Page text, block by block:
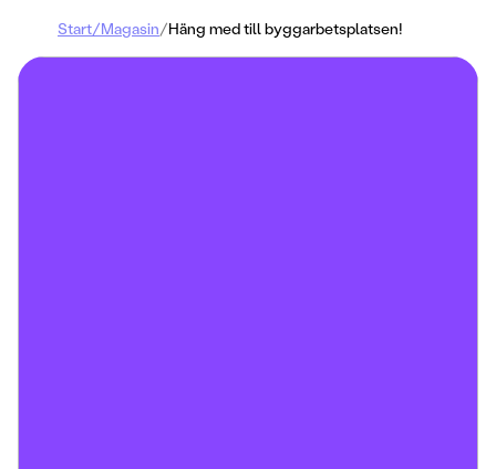
Start/Magasin/Häng med till byggarbetsplatsen!